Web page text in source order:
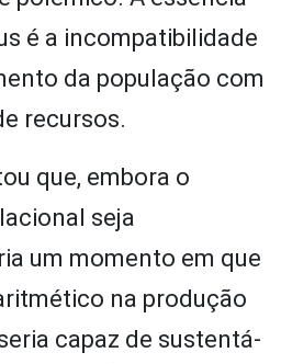
é a incompatibilidade
da população com
recursos.
que, embora o
seja
um momento em que
na produção
capaz de sustentá-